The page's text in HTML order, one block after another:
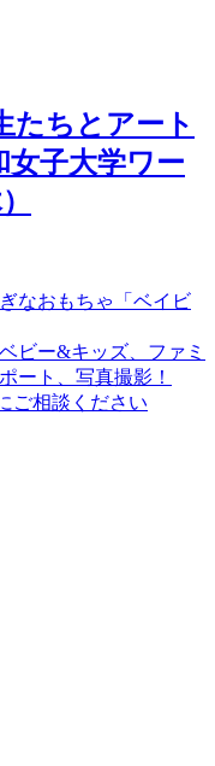
たちとアート
子大学ワー